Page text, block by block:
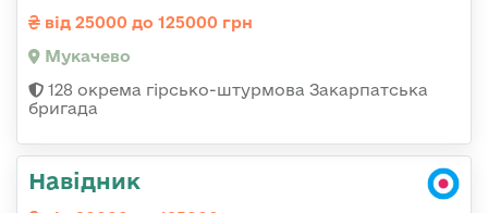
від 25000 до 125000 грн
Мукачево
128 окрема гірсько-штурмова Закарпатська
бригада
Навідник